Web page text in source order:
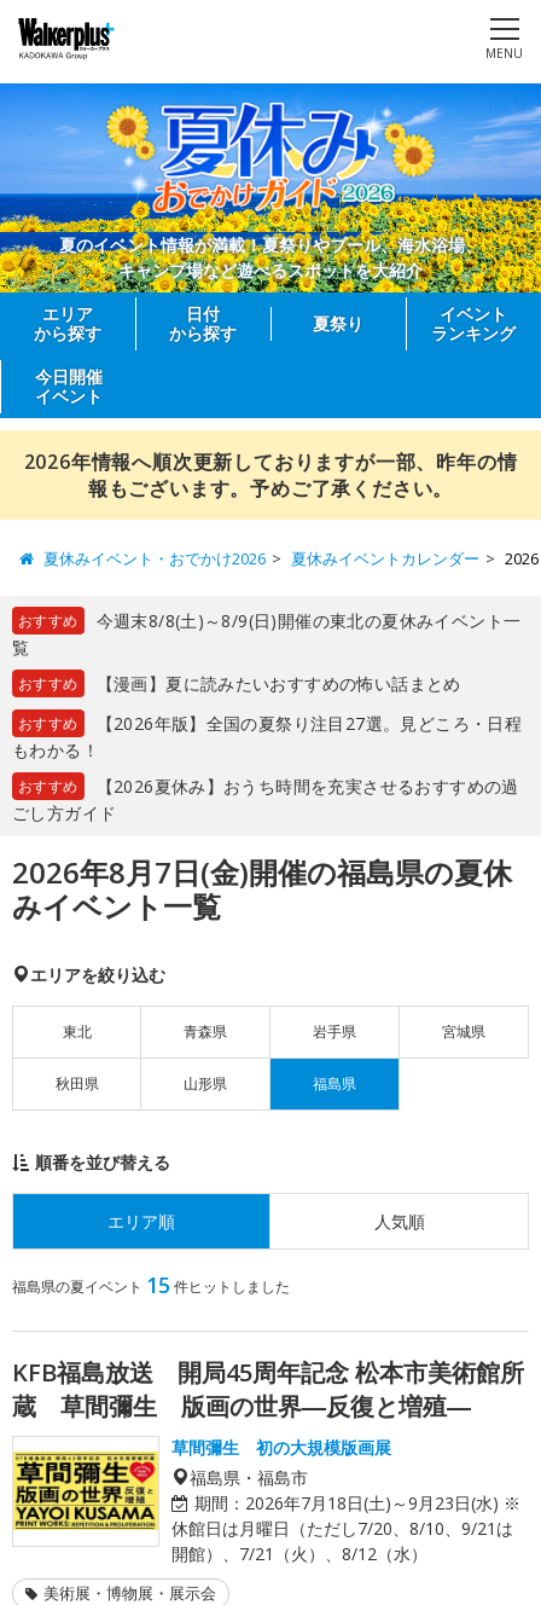
MENU
夏のイベント情報が満載！夏祭りやプール、海水浴場、
キャンプ場など遊べるスポットを大紹介
エリア
から探す
日付
から探す
夏祭り
イベント
ランキング
今日開催
イベント
2026年情報へ順次更新しておりますが一部、昨年の情
報もございます。予めご了承ください。
夏休みイベント・おでかけ2026 夏休みイベントカレンダー
おすすめ
今週末8/8(土)～8/9(日)開催の東北の夏休みイベント一
覧
おすすめ 【漫画】夏に読みたいおすすめの怖い話まとめ
おすすめ
【2026年版】全国の夏祭り注目27選。見どころ・日程
もわかる！
おすすめ
【2026夏休み】おうち時間を充実させるおすすめの過
ごし方ガイド
2026年8月7日(金)開催の福島県の夏休
みイベント一覧
エリアを絞り込む
東北 青森県 岩手県 宮城県
秋田県 山形県 福島県
順番を並び替える
エリア順 人気順
福島県の夏イベント 15 件ヒットしました
KFB福島放送 開局45周年記念 松本市美術館所
蔵 草間彌生 版画の世界―反復と増殖―
草間彌生 初の大規模版画展
福島県・福島市
期間： 2026年7月18日(土)～9月23日(水) ※
休館日は月曜日（ただし7/20、8/10、9/21は
開館）、7/21（火）、8/12（水）
美術展・博物展・展示会